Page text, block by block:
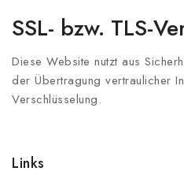
SSL- bzw. TLS-
Diese Website nutzt aus
der Übertragung vertraulicher
Verschlüsselung.
Links